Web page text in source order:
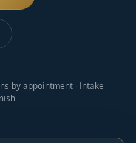
by appointment · Intake